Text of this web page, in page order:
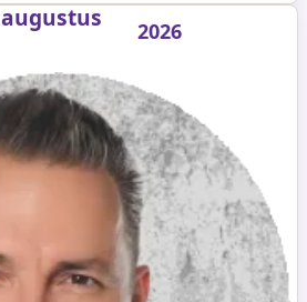
augustus 2026